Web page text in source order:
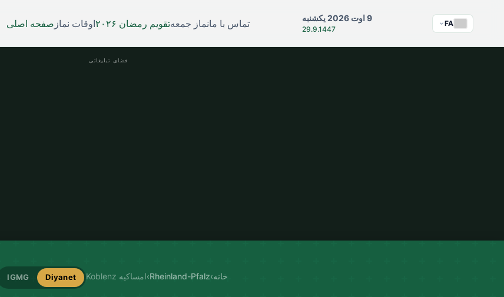
صفحه اصلی اوقات نماز تقویم رمضان ۲۰۲۶نماز جمعهتماس با ما 9 اوت 2026 یکشنبه
29.9.1447
FA
فضای تبلیغاتی
خانه›
Rheinland-Pfalz
›امساکیه Koblenz Diyanet
IGMG